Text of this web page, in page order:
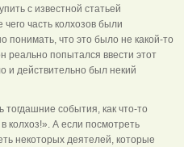
с известной статьей
часть колхозов были
понимать, что это было не какой-то
реально попытался ввести этот
и действительно был некий
события, как что-то
колхоз!». А если посмотреть
некоторых деятелей, которые